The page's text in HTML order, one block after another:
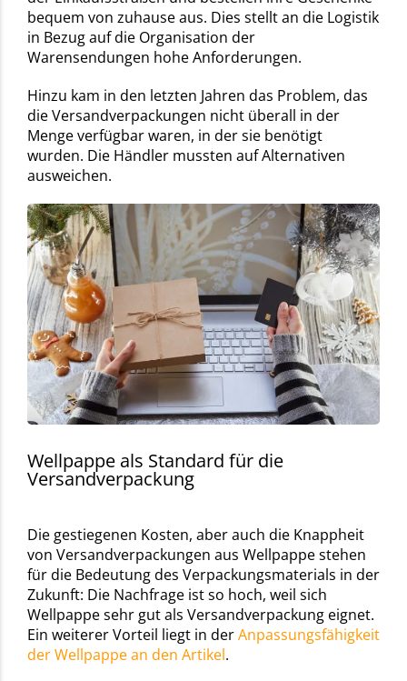
bequem von zuhause aus. Dies stellt an die Logistik
in Bezug auf die Organisation der
Warensendungen hohe Anforderungen.
Hinzu kam in den letzten Jahren das Problem, das
die Versandverpackungen nicht überall in der
Menge verfügbar waren, in der sie benötigt
wurden. Die Händler mussten auf Alternativen
ausweichen.
Wellpappe als Standard für die
Versandverpackung
Die gestiegenen Kosten, aber auch die Knappheit
von Versandverpackungen aus Wellpappe stehen
für die Bedeutung des Verpackungsmaterials in der
Zukunft: Die Nachfrage ist so hoch, weil sich
Wellpappe sehr gut als Versandverpackung eignet.
Ein weiterer Vorteil liegt in derAnpassungsfähigkeit
der Wellpappe an den Artikel.